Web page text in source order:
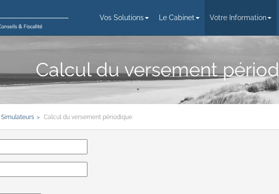
Vos Solutions Le Cabinet Votre Information
Calcul du versement
Simulateurs Calcul du versement périodique